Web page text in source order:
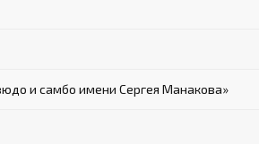
и самбо имени Сергея Манакова»